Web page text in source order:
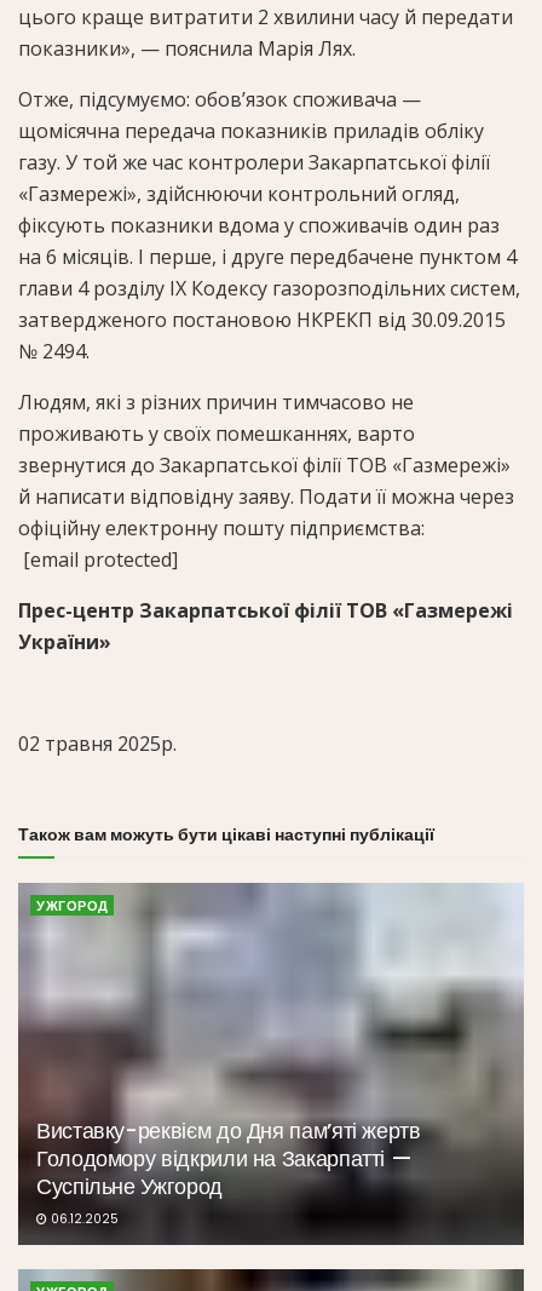
цього краще витратити 2 хвилини часу й передати
показники», — пояснила Марія Лях.
Отже, підсумуємо: обов’язок споживача —
щомісячна передача показників приладів обліку
газу. У той же час контролери Закарпатської філії
«Газмережі», здійснюючи контрольний огляд,
фіксують показники вдома у споживачів один раз
на 6 місяців. І перше, і друге передбачене пунктом 4
глави 4 розділу ІХ Кодексу газорозподільних систем,
затвердженого постановою НКРЕКП від 30.09.2015
№ 2494.
Людям, які з різних причин тимчасово не
проживають у своїх помешканнях, варто
звернутися до Закарпатської філії ТОВ «Газмережі»
й написати відповідну заяву. Подати її можна через
офіційну електронну пошту підприємства:
[email protected]
Прес-центр Закарпатської філії ТОВ «Газмережі
України»
02 травня 2025р.
Також вам можуть бути цікаві наступні публікації
УЖГОРОД
Виставку-реквієм до Дня пам’яті жертв
Голодомору відкрили на Закарпатті —
Суспільне Ужгород
06.12.2025